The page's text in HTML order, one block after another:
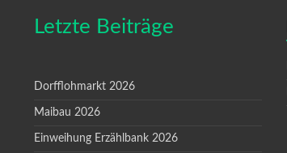
Letzte Beiträge
Dorfflohmarkt 2026
Maibau 2026
Einweihung Erzählbank 2026